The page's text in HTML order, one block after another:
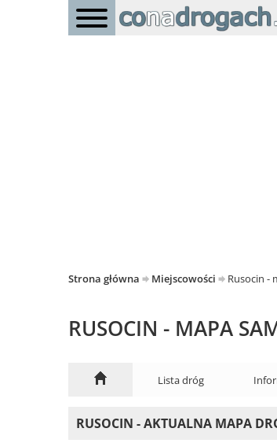
Strona główna Miejscowości Rusocin -
RUSOCIN - MAPA
Lista dróg
RUSOCIN - AKTUALNA MAPA